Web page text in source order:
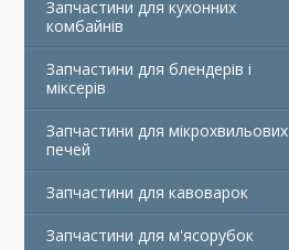
Запчастини для кухонних
комбайнів
Запчастини для блендерів і
міксерів
Запчастини для мікрохвильових
печей
Запчастини для кавоварок
Запчастини для м'ясорубок